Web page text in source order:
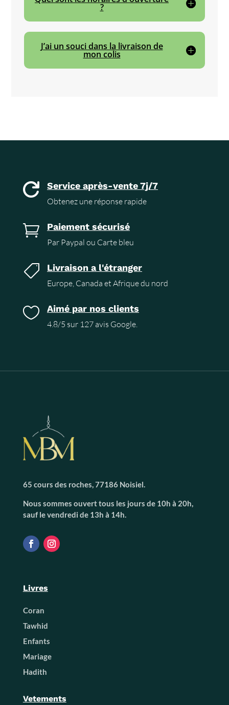
?
J’ai un souci dans la livraison de
mon colis
 Service après-vente 7j/7
Obtenez une réponse rapide
 Paiement sécurisé
Par Paypal ou Carte bleu
 Livraison a l'étranger
Europe, Canada et Afrique du nord
 Aimé par nos clients
4.8/5 sur 127 avis Google.
65 cours des roches, 77186 Noisiel.
Nous sommes ouvert tous les jours de 10h à 20h,
sauf le vendredi de 13h à 14h.
Livres
Coran
Tawhid
Enfants
Mariage
Hadith
Vetements